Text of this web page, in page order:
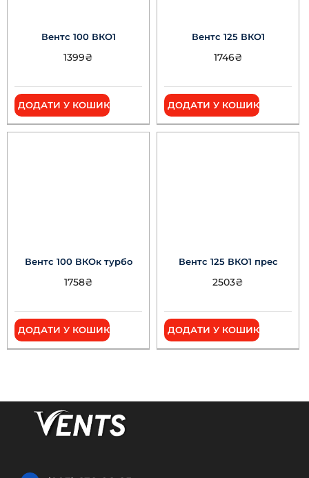
Вентс 100 ВКО1
1399₴
ДОДАТИ У КОШИК
Вентс 125 ВКО1
1746₴
ДОДАТИ У КОШИК
Вентс 100 ВКОк турбо
1758₴
ДОДАТИ У КОШИК
Вентс 125 ВКО1 прес
2503₴
ДОДАТИ У КОШИК